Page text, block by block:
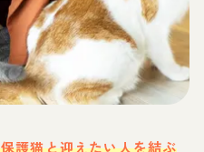
護猫と迎えたい人を結ぶ